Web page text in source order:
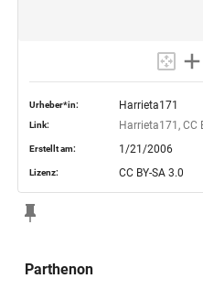
Urheber*in: Harrieta171
Link: Harrieta171, CC
Erstellt am: 1/21/2006
Lizenz: CC BY-SA 3.0
Parthenon